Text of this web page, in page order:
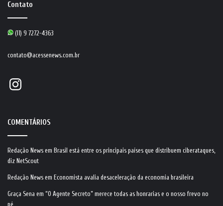
Contato
(11) 9 7272-4363
contato@acessenews.com.br
Instagram
COMENTÁRIOS
Redação News em Brasil está entre os principais países que distribuem ciberataques,
diz NetScout
Redação News em Economista avalia desaceleração da economia brasileira
Graça Sena em “O Agente Secreto” merece todas as honrarias e o nosso frevo no
pé